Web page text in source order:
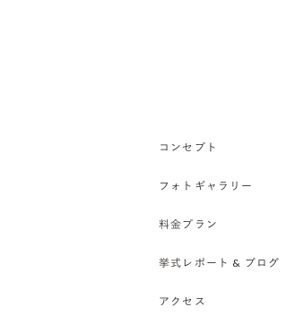
コンセプト
フォトギャラリー
料金プラン
挙式レポート & ブログ
アクセス